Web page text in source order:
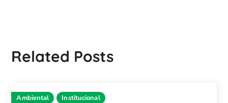
Related Posts
Ambiental Institucional